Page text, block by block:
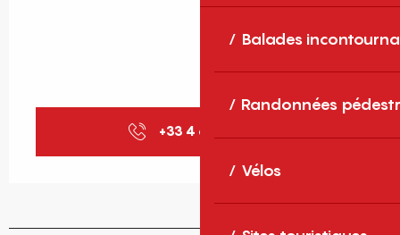
Balades
Randonnées
Vélos
+33 4 68 80 14